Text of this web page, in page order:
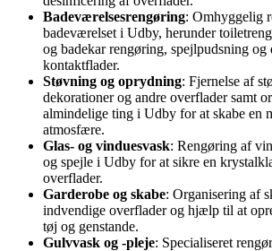
Badeværelsesrengøring: Omhyggelig
badeværelset i Udby, herunder
og badekar rengøring, spejlpudsning og
kontaktflader.
Støvning og oprydning: Fjernelse af
dekorationer og andre overflader samt
almindelige ting i Udby for at skabe en
atmosfære.
Glas- og vinduesvask: Rengøring af
og spejle i Udby for at sikre en
overflader.
Garderobe og skabe: Organisering af
indvendige overflader og hjælp til at
tøj og genstande.
Gulvvask og -pleje: Specialiseret